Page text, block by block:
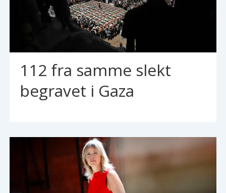
112 fra samme slekt
begravet i Gaza